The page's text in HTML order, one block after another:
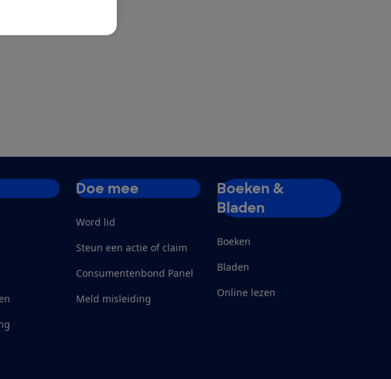
Doe mee
Word lid
Steun een actie of claim
Consumentenbond Panel
Meld misleiding
Boeken &
Bladen
Boeken
Bladen
Online lezen